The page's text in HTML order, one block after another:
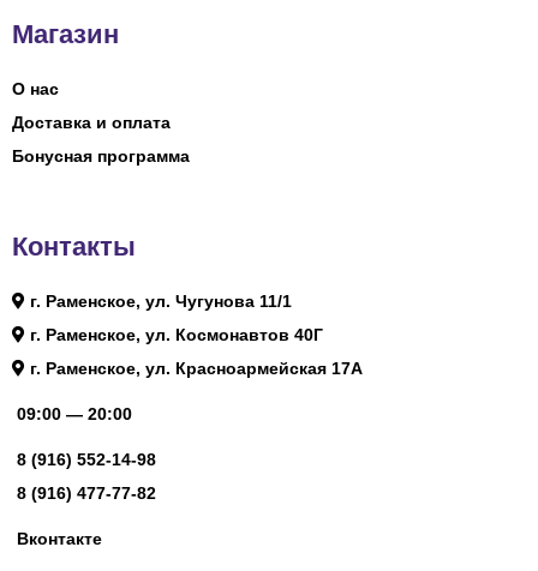
Магазин
О нас
Доставка и оплата
Бонусная программа
Контакты
г. Раменское, ул. Чугунова 11/1
г. Раменское, ул. Космонавтов 40Г
г. Раменское, ул. Красноармейская 17А
09:00 — 20:00
8 (916) 552-14-98
8 (916) 477-77-82
Вконтакте